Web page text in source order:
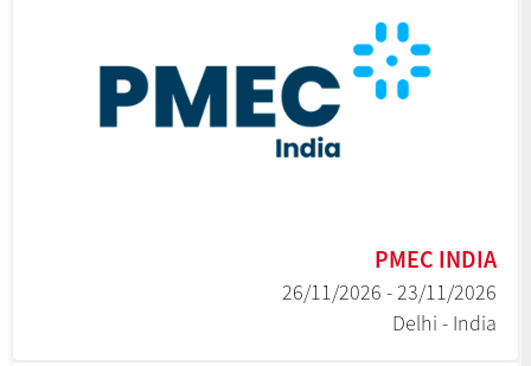
PMEC INDIA
23/11/2026 - 26/11/2026
Delhi - India